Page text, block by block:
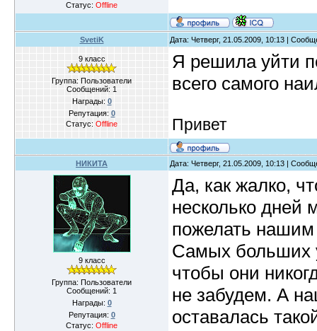
Статус: Offline
SvetiK Дата: Четверг, 21.05.2009, 10:13 |
9 класс
Группа: Пользователи
Сообщений: 1
Награды: 0
Репутация: 0
Статус: Offline
Я решила уйти
всего самого
Привет
НИКИТА Дата: Четверг, 21.05.2009, 10:13 |
9 класс
Группа: Пользователи
Сообщений: 1
Награды: 0
Репутация: 0
Статус: Offline
Да, как жалко,
несколько
пожелать нашим
Самых больших
чтобы они
не забудем. А
оставалась